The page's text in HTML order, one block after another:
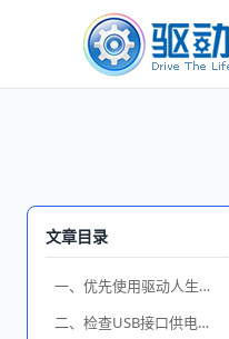
文章目录
一、优先使用驱动人生一键修复USB驱动
二、检查USB接口供电能力是否足够